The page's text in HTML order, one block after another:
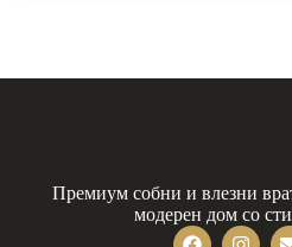
Премиум собни и влезни
модерен дом со